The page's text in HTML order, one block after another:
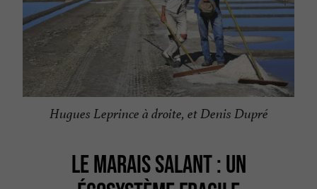
Hugues Leprince à droite, et Denis Dupré
LE MARAIS SALANT : UN